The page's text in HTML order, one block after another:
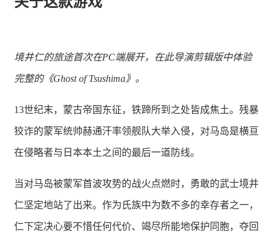
境井仁的旅途首次在PC端展开，在此导演剪辑版中体验
完整的《Ghost of Tsushima》。
13世纪末，蒙古帝国东征，铁蹄所到之处皆成焦土。残暴
狡诈的蒙军统帅赫通汗率领舰队大举入侵，对马岛是横亘
在侵略者与日本本土之间的最后一道防线。
当对马岛被蒙军首波攻势的战火点燃时，勇敢的武士境井
仁坚定地站了出来。作为氏族中为数不多的幸存者之一，
仁下定决心要不惜任何代价、竭尽所能地保护同胞，夺回